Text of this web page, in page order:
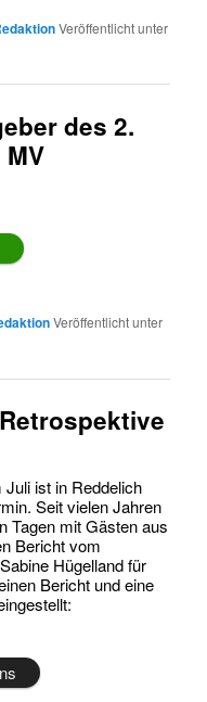
Veröffentlicht unter
des 2.
Veröffentlicht unter
ist in Reddelich
Seit vielen Jahren
Tagen mit Gästen aus
Bericht vom
Hügelland für
Bericht und eine